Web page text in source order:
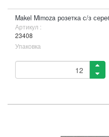
Makel Mimoza розетка с/з
Артикул :
23408
Упаковка